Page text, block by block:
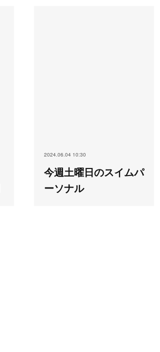
2024.06.04 10:30
今週土曜日のスイムパ
ーソナル